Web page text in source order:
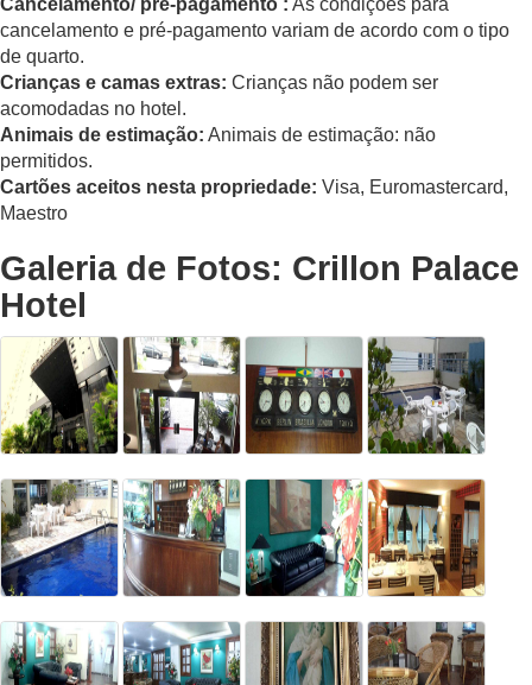
Cancelamento/ pré-pagamento : As condições para
cancelamento e pré-pagamento variam de acordo com o tipo
de quarto.
Crianças e camas extras: Crianças não podem ser
acomodadas no hotel.
Animais de estimação: Animais de estimação: não
permitidos.
Cartões aceitos nesta propriedade: Visa, Euromastercard,
Maestro
Galeria de Fotos: Crillon Palace
Hotel